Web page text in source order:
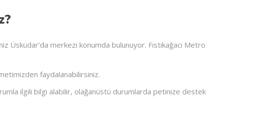
merkezi konumda bulunuyor. Fıstıkağacı Metro
faydalanabilirsiniz.
ilgili bilgi alabilir, olağanüstü durumlarda petinize destek